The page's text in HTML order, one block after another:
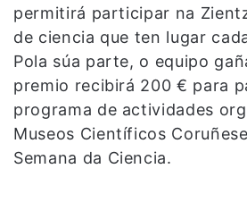
permitirá participar na
de ciencia que ten lugar
Pola súa parte, o equipo
premio recibirá 200 € para
programa de actividades
Museos Científicos
Semana da Ciencia.